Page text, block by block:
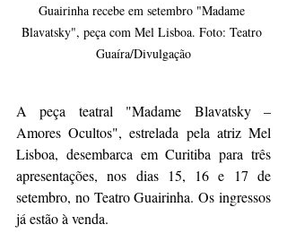
Guairinha recebe em setembro "Madame
Blavatsky", peça com Mel Lisboa. Foto: Teatro
Guaíra/Divulgação
A peça teatral "Madame Blavatsky –
Amores Ocultos", estrelada pela atriz Mel
Lisboa, desembarca em Curitiba para três
apresentações, nos dias 15, 16 e 17 de
setembro, no Teatro Guairinha. Os ingressos
já estão à venda.